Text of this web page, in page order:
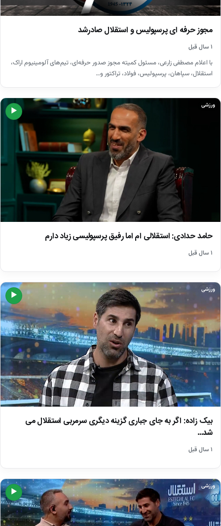
مجوز حرفه ای پرسپولیس و استقلال صادرشد
۱ سال قبل
با اعلام مصطفی زارعی، مسئول کمیته مجوز صدور حرفه‌ای، تیم‌های آلومینیوم اراک،
استقلال، سپاهان، پرسپولیس، فولاد، تراکتور و…
▶
ورزشی
حامد حدادی: استقلالی ام اما رفیق پرسپولیسی زیاد دارم
۱ سال قبل
▶
ورزشی
بیک زاده: اگر به جای جباری گزینه دیگری سرمربی استقلال می
شد…
۱ سال قبل
▶
ورزشی